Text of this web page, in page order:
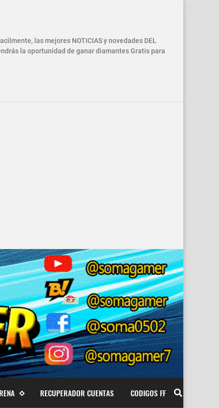
las mejores NOTICIAS y novedades DEL
la oportunidad de ganar diamantes Gratis para
RECUPERADOR CUENTAS CODIGOS FF